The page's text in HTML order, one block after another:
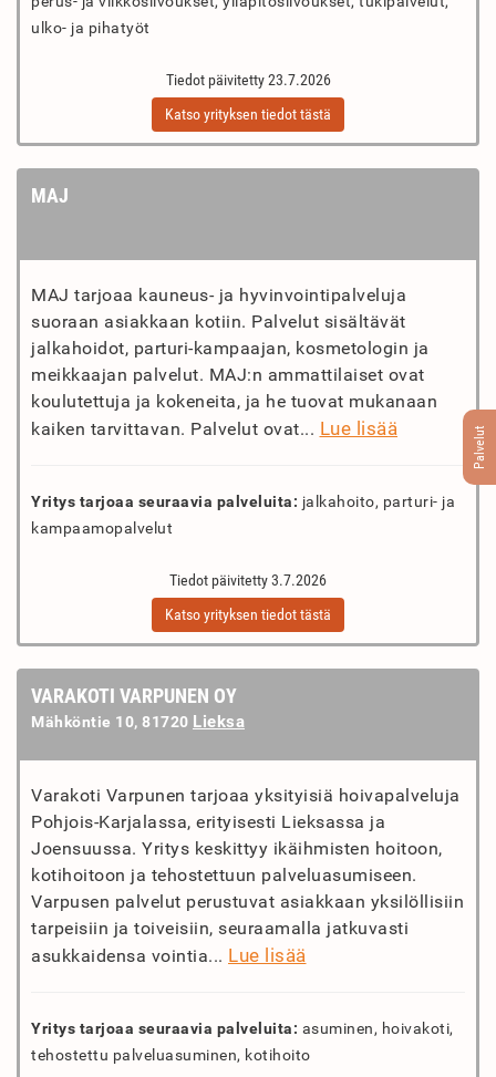
Palvelut
ulko- ja pihatyöt
Tiedot päivitetty 23.7.2026
Katso yrityksen tiedot tästä
MAJ
MAJ tarjoaa kauneus- ja hyvinvointipalveluja
suoraan asiakkaan kotiin. Palvelut sisältävät
jalkahoidot, parturi-kampaajan, kosmetologin ja
meikkaajan palvelut. MAJ:n ammattilaiset ovat
koulutettuja ja kokeneita, ja he tuovat mukanaan
kaiken tarvittavan. Palvelut ovat... Lue lisää
Yritys tarjoaa seuraavia palveluita: jalkahoito, parturi- ja
kampaamopalvelut
Tiedot päivitetty 3.7.2026
Katso yrityksen tiedot tästä
VARAKOTI VARPUNEN OY
Mähköntie 10, 81720 Lieksa
Varakoti Varpunen tarjoaa yksityisiä hoivapalveluja
Pohjois-Karjalassa, erityisesti Lieksassa ja
Joensuussa. Yritys keskittyy ikäihmisten hoitoon,
kotihoitoon ja tehostettuun palveluasumiseen.
Varpusen palvelut perustuvat asiakkaan yksilöllisiin
tarpeisiin ja toiveisiin, seuraamalla jatkuvasti
asukkaidensa vointia... Lue lisää
Yritys tarjoaa seuraavia palveluita: asuminen, hoivakoti,
tehostettu palveluasuminen, kotihoito